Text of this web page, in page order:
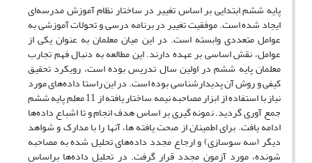
پایه ششم ابتدایی بر اساس تغییر در ساختار نظام آموزش مدرسه‌ای
ایجاد شده است. موفقیت تغییر در برنامه درسی و تحولات آموزشی به
عوامل متعددی وابسته است. در این میان معلمان به عنوان یکی از
عوامل، نقش اساسی بر عهده دارند. این مطالعه به دنبال فهم تجارب
معلمان پایه ششم در اولین سال تدریس بوده است، رویکرد تحقیق
کیفی و روش آن پدیدارشناسی بوده است. در این راستا داده‌های مورد
نیاز با استفاده از ابزار مصاحبه نیمه ساختار یافته از 11 معلم پایه ششم
جمع آوری گردید. نمونه گیری بر اساس هدف انجام و تا اشباع داده‌ها
ادامه یافت. برای اطمینان از صحت یافته ها، آنها را با مدارک و شواهد
دیگر (سه سوسازی) و ارجاع مجدد داده‌های تحلیل شده به مصاحبه
شونده، مورد آزمون مجدد قرار گرفت. در تحلیل داده‌ها براساس